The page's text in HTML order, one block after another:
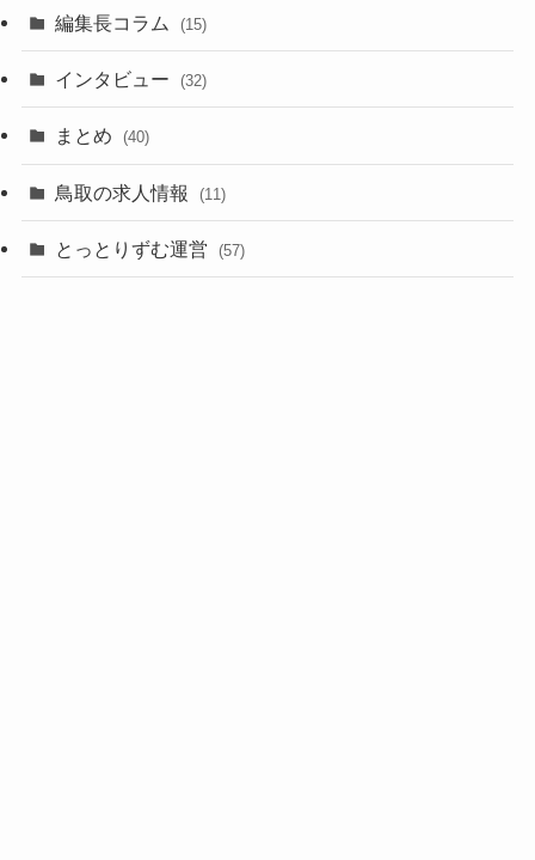
編集長コラム (15)
インタビュー (32)
まとめ (40)
鳥取の求人情報 (11)
とっとりずむ運営 (57)